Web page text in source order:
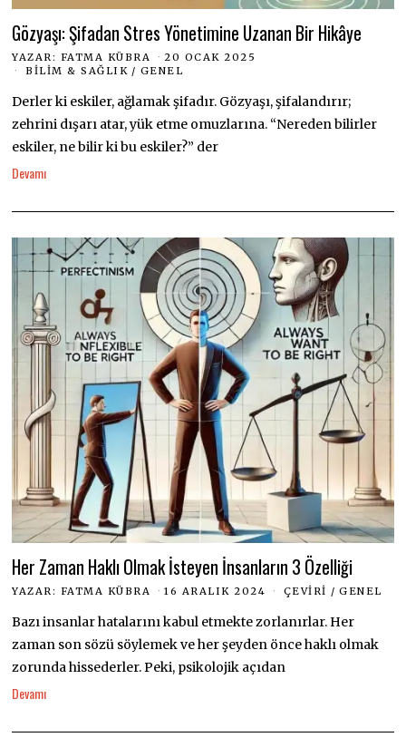
Gözyaşı: Şifadan Stres Yönetimine Uzanan Bir Hikâye
YAZAR: FATMA KÜBRA
20 OCAK 2025
BILIM & SAĞLIK / GENEL
Derler ki eskiler, ağlamak şifadır. Gözyaşı, şifalandırır;
zehrini dışarı atar, yük etme omuzlarına. “Nereden bilirler
eskiler, ne bilir ki bu eskiler?” der
Devamı
Her Zaman Haklı Olmak İsteyen İnsanların 3 Özelliği
YAZAR: FATMA KÜBRA 16 ARALIK 2024 ÇEVIRI / GENEL
Bazı insanlar hatalarını kabul etmekte zorlanırlar. Her
zaman son sözü söylemek ve her şeyden önce haklı olmak
zorunda hissederler. Peki, psikolojik açıdan
Devamı